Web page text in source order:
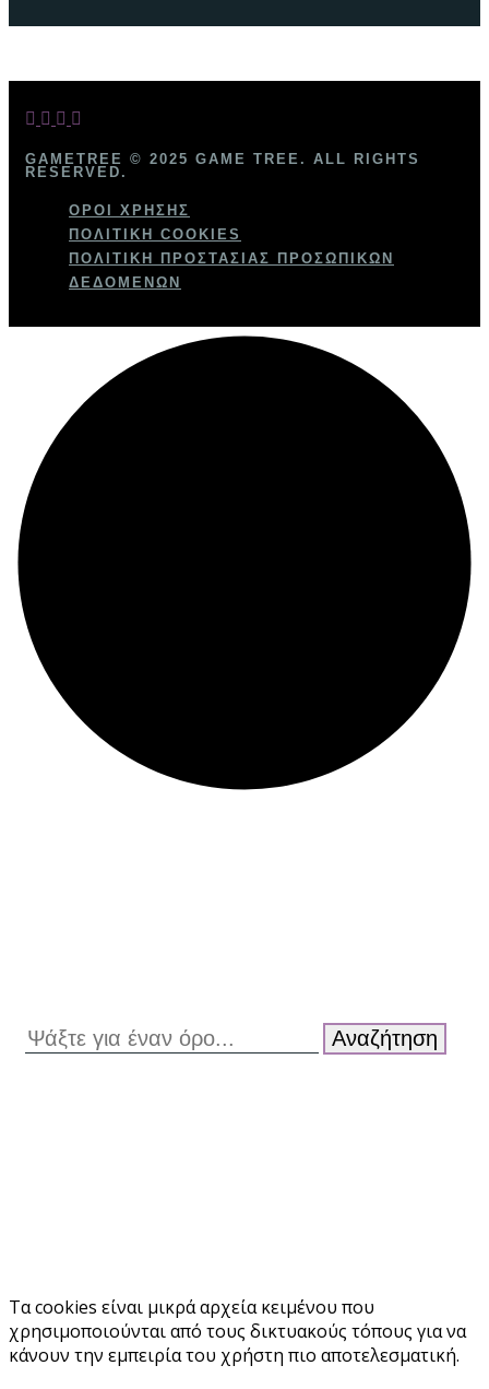
GAMETREE © 2025 GAME TREE. ALL RIGHTS
RESERVED.
ΌΡΟΙ ΧΡΉΣΗΣ
ΠΟΛΙΤΙΚΉ COOKIES
ΠΟΛΙΤΙΚΉ ΠΡΟΣΤΑΣΊΑΣ ΠΡΟΣΩΠΙΚΏΝ
ΔΕΔΟΜΈΝΩΝ
Αναζήτηση
Τα cookies είναι μικρά αρχεία κειμένου που
χρησιμοποιούνται από τους δικτυακούς τόπους για να
κάνουν την εμπειρία του χρήστη πιο αποτελεσματική.